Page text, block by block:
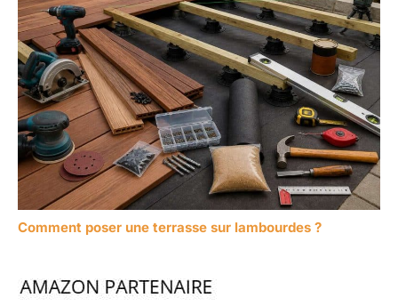
Comment poser une terrasse sur lambourdes ?